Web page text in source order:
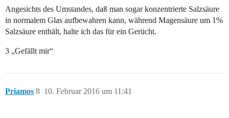
Angesichts des Umstandes, daß man sogar konzentrierte Salzsäure
in normalem Glas aufbewahren kann, während Magensäure um 1%
Salzsäure enthält, halte ich das für ein Gerücht.
3 „Gefällt mir“
Priamos 10. Februar 2016 um 11:41
8